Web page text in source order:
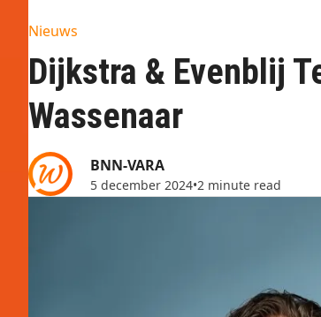
Nieuws
Dijkstra & Evenblij
Wassenaar
BNN-VARA
5 december 2024•2 minute read